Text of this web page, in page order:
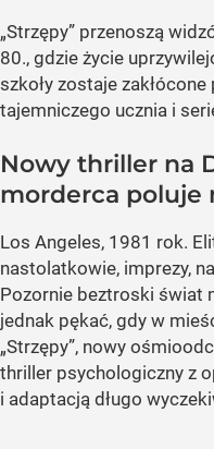
„Strzępy” przenoszą
80., gdzie życie
szkoły zostaje
tajemniczego ucznia i
Nowy thriller na
morderca poluje
Los Angeles, 1981 rok.
nastolatkowie, imprezy,
Pozornie beztroski świat
jednak pękać, gdy w
„Strzępy”, nowy
thriller psychologiczny z
i adaptacją długo